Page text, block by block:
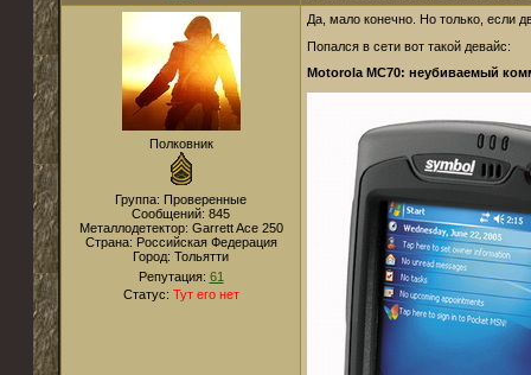
Полковник
Группа: Проверенные
Сообщений: 845
Металлодетектор: Garrett Ace 250
Страна: Российская Федерация
Город: Тольятти
Репутация: 61
Статус: Тут его нет
Да, мало конечно. Но только, если
Попался в сети вот такой девайс:
Motorola MC70: неубиваемый